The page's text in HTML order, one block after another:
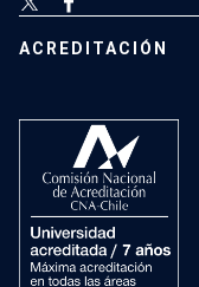
ACREDITACIÓN